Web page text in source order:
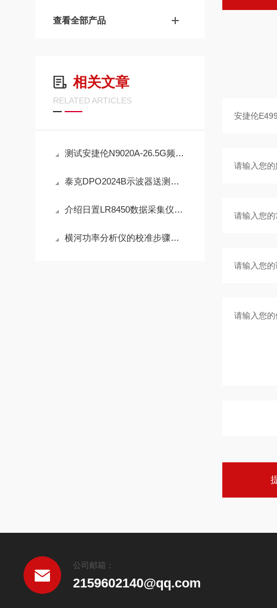
查看全部产品
相关文章
RELATED ARTICLES
测试安捷伦N9020A-26.5G频谱分析仪
泰克DPO2024B示波器送测试探头
介绍日置LR8450数据采集仪U8552采集模块
横河功率分析仪的校准步骤及维护
公司邮箱：
2159602140@qq.com